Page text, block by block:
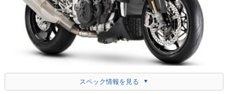
スペック情報を見る